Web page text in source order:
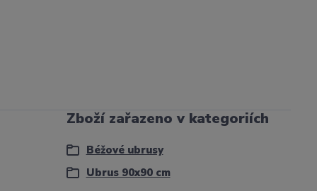
Zboží zařazeno v kategoriích
Béžové ubrusy
Ubrus 90x90 cm